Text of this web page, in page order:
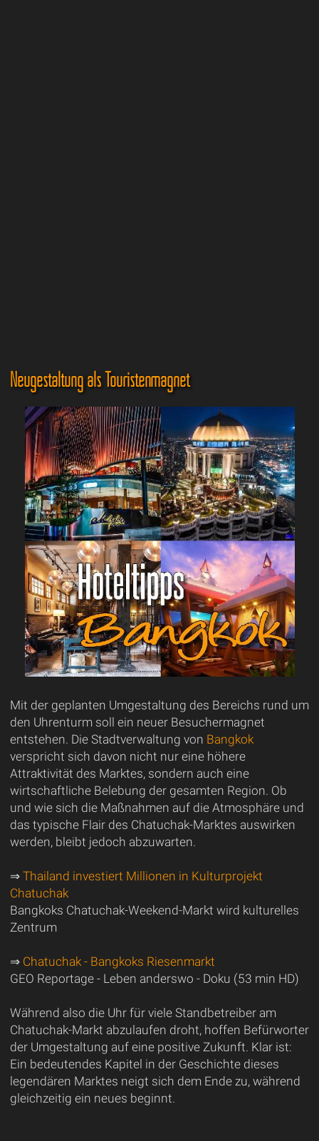
Neugestaltung als Touristenmagnet
Mit der geplanten Umgestaltung des Bereichs rund um
den Uhrenturm soll ein neuer Besuchermagnet
entstehen. Die Stadtverwaltung von Bangkok
verspricht sich davon nicht nur eine höhere
Attraktivität des Marktes, sondern auch eine
wirtschaftliche Belebung der gesamten Region. Ob
und wie sich die Maßnahmen auf die Atmosphäre und
das typische Flair des Chatuchak-Marktes auswirken
werden, bleibt jedoch abzuwarten.
⇒ Thailand investiert Millionen in Kulturprojekt
Chatuchak
Bangkoks Chatuchak-Weekend-Markt wird kulturelles
Zentrum
⇒ Chatuchak - Bangkoks Riesenmarkt
GEO Reportage - Leben anderswo - Doku (53 min HD)
Während also die Uhr für viele Standbetreiber am
Chatuchak-Markt abzulaufen droht, hoffen Befürworter
der Umgestaltung auf eine positive Zukunft. Klar ist:
Ein bedeutendes Kapitel in der Geschichte dieses
legendären Marktes neigt sich dem Ende zu, während
gleichzeitig ein neues beginnt.